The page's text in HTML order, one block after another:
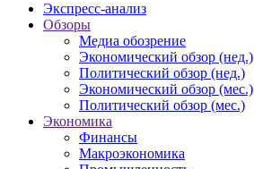
Экспресс-анализ
Обзоры
Медиа обозрение
Экономический обзор (нед.)
Политический обзор (нед.)
Экономический обзор (мес.)
Политический обзор (мес.)
Экономика
Финансы
Макроэкономика